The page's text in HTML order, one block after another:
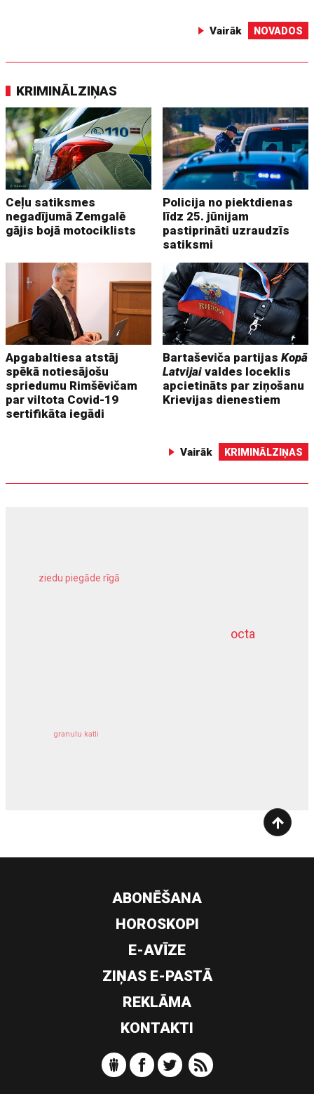
Vairāk NOVADOS
KRIMINĀLZIŅAS
Ceļu satiksmes
negadījumā Zemgalē
gājis bojā motociklists
Policija no piektdienas
līdz 25. jūnijam
pastiprināti uzraudzīs
satiksmi
Apgabaltiesa atstāj
spēkā notiesājošu
spriedumu Rimšēvičam
par viltota Covid-19
sertifikāta iegādi
Bartaševiča partijasKopā
Latvijai valdes loceklis
apcietināts par ziņošanu
Krievijas dienestiem
Vairāk KRIMINĀLZIŅAS
octa
ziedu piegāde rīgā
granulu katli
dziļurbums
ABONĒŠANA
HOROSKOPI
E-AVĪZE
ZIŅAS E-PASTĀ
REKLĀMA
KONTAKTI